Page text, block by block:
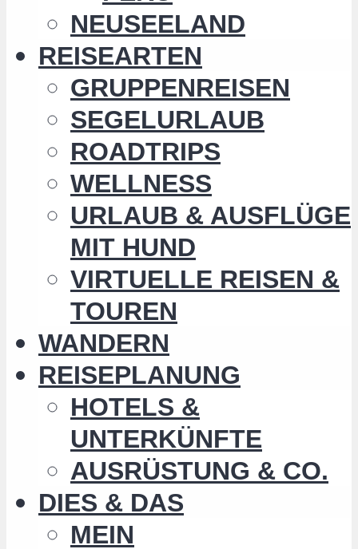
NEUSEELAND
REISEARTEN
GRUPPENREISEN
SEGELURLAUB
ROADTRIPS
WELLNESS
URLAUB & AUSFLÜGE
MIT HUND
VIRTUELLE REISEN &
TOUREN
WANDERN
REISEPLANUNG
HOTELS &
UNTERKÜNFTE
AUSRÜSTUNG & CO.
DIES & DAS
MEIN